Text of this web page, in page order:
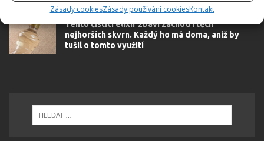
Zásady cookiesZásady používání cookiesKontakt
Tento čisticí elixír zbaví záchod i těch
nejhorších skvrn. Každý ho má doma, aniž by
tušil o tomto využití